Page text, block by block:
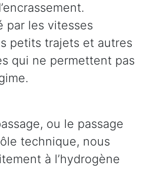
par les vitesses
petits trajets et autres
qui ne permettent pas
ou le passage
technique, nous
à l’hydrogène